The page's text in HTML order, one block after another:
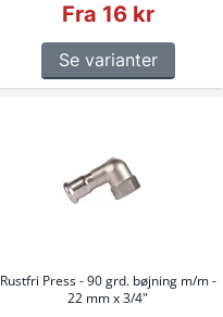
Fra 16 kr
Se varianter
Rustfri Press - 90 grd. bøjning m/m -
22 mm x 3/4"